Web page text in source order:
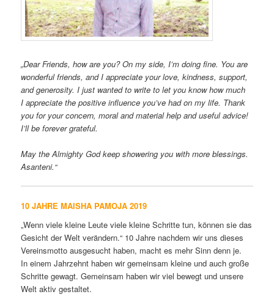
„Dear Friends, how are you? On my side, I’m doing fine. You are
wonderful friends, and I appreciate your love, kindness, support,
and generosity. I just wanted to write to let you know how much
I appreciate the positive influence you’ve had on my life. Thank
you for your concern, moral and material help and useful advice!
I’ll be forever grateful.
May the Almighty God keep showering you with more blessings.
Asanteni.“
10 JAHRE MAISHA PAMOJA 2019
„Wenn viele kleine Leute viele kleine Schritte tun, können sie das
Gesicht der Welt verändern.“ 10 Jahre nachdem wir uns dieses
Vereinsmotto ausgesucht haben, macht es mehr Sinn denn je.
In einem Jahrzehnt haben wir gemeinsam kleine und auch große
Schritte gewagt. Gemeinsam haben wir viel bewegt und unsere
Welt aktiv gestaltet.